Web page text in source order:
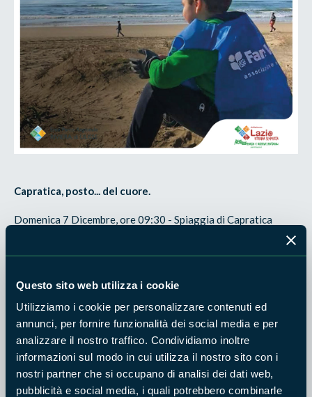
Questo sito web utilizza i cookie
Utilizziamo i cookie per personalizzare contenuti ed
annunci, per fornire funzionalità dei social media e per
analizzare il nostro traffico. Condividiamo inoltre
informazioni sul modo in cui utilizza il nostro sito con i
nostri partner che si occupano di analisi dei dati web,
pubblicità e social media, i quali potrebbero combinarle
Capratica, posto... del cuore.
Domenica 7 Dicembre, ore 09:30 - Spiaggia di Capratica
che amano il mare.
Visita guidata con Andrea Patriarca, guida
ambientale escursionistica.
Laboratorio con Federica Persichetti, ricercatrice
TartaLazio.
Azione di volontariato - clean up con Fare Verde e